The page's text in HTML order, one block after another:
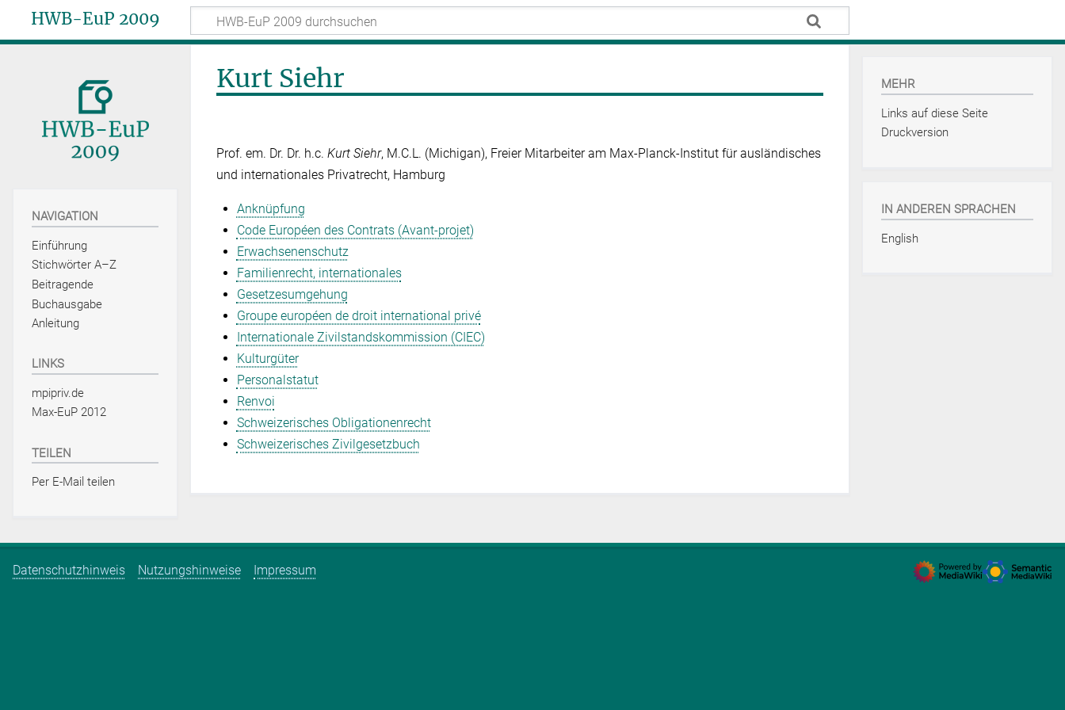
HWB-EuP 2009
Kurt Siehr
Prof. em. Dr. Dr. h.c. Kurt Siehr, M.C.L. (Michigan), Freier Mitarbeiter am Max-Planck-Institut für ausländisches
und internationales Privatrecht, Hamburg
Anknüpfung
Code Européen des Contrats (Avant‑projet)
Erwachsenenschutz
Familienrecht, internationales
Gesetzesumgehung
Groupe européen de droit international privé
Internationale Zivilstandskommission (CIEC)
Kulturgüter
Personalstatut
Renvoi
Schweizerisches Obligationenrecht
Schweizerisches Zivilgesetzbuch
NAVIGATION
Einführung
Stichwörter A–Z
Beitragende
Buchausgabe
Anleitung
LINKS
mpipriv.de
Max-EuP 2012
TEILEN
Per E-Mail teilen
MEHR
Links auf diese Seite
Druckversion
IN ANDEREN SPRACHEN
English
Datenschutzhinweis Nutzungshinweise Impressum